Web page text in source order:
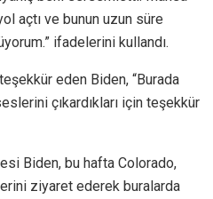
açtı ve bunun uzun süre
ifadelerini kullandı.
eden Biden, “Burada
çıkardıkları için teşekkür
Biden, bu hafta Colorado,
ziyaret ederek buralarda